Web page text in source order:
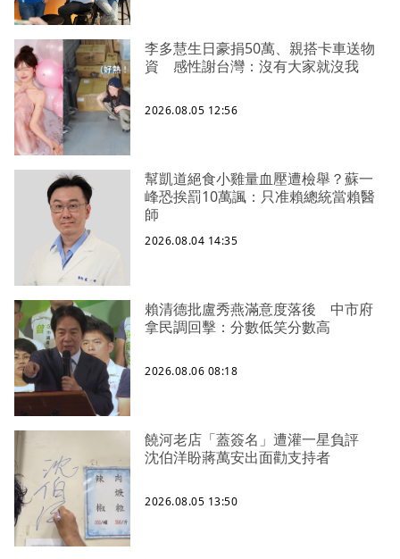
李多慧生日豪捐50萬、親搭卡車送物
資 感性謝台灣：沒有大家就沒我
2026.08.05 12:56
幫凱道絕食小雞量血壓遭檢舉？蘇一
峰恐挨罰10萬諷：只准賴總統當賴醫
師
2026.08.04 14:35
賴清德批盧秀燕滿意度落後 中市府
拿民調回擊：分數低笑分數高
2026.08.06 08:18
饒河老店「蓋簽名」遭灌一星負評
沈伯洋盼蔣萬安出面勸支持者
2026.08.05 13:50